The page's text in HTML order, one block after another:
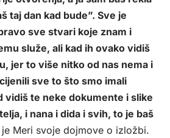
taj dan kad bude”. Sve je
sve stvari koje znam i
služe, ali kad ih ovako vidiš
jer to više nitko od nas nema i
sve to što smo imali
vidiš te neke dokumente i slike
i nana i dida i svih, to je baš
Meri svoje dojmove o izložbi.